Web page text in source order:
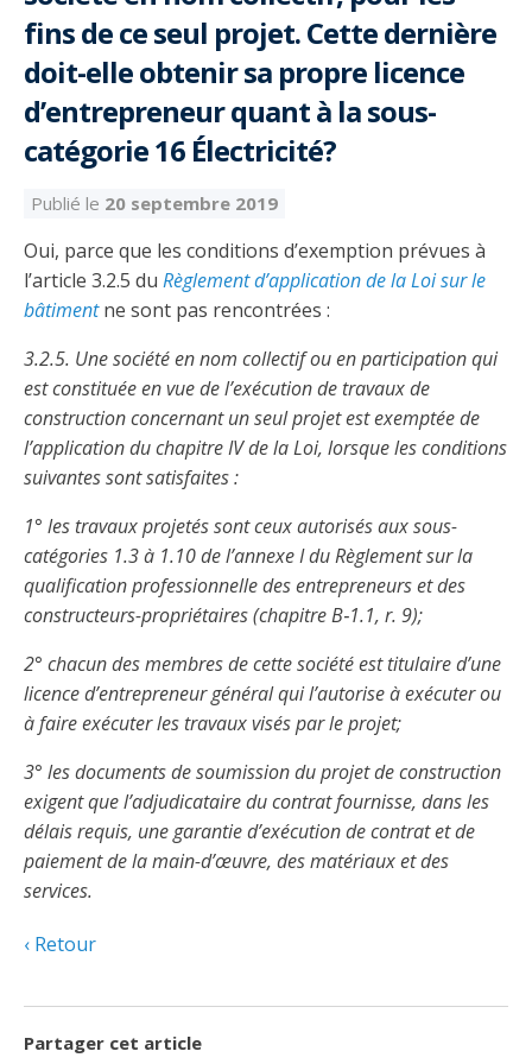
Découvrez notre campagne de
sensibilisation
Trouver un entrepreneur
Déposer une plainte
Faire affaire avec un maître électricien
Comment choisir un entrepreneur électricien
Taux horaires de référence pour des travaux
d’électricité en construction
Attention : Licence obligatoire
Mention Mixité
Outils pratiques
Déposer une plainte
Outils contre les tactiques illégales
Outils pour votre sécurité électrique
Inspection des travaux électriques
Découvrir l'espace Entrepreneurs
électriciens
Hydro-Québec
lien
s’ouvrira
dans
une
fenêtre
Quiz de la semaine
Avantages et privilèges
pour les membres
Ressources informationnelles
Documents de référence
Identification des véhicules et des documents
Taux horaires de référence pour des travaux
d’électricité en construction
Tarifs et contre-tarifs douaniers
Outils pratiques
Petites annonces
Découvrir l'espace Devenir
entrepreneur
Service Démarrer une entreprise
lien
s’ouvrira
dans
une
fenêtre
Documents
Formulaires, guides et autres documents
informatifs
Demande de délivrance ou de modification d’une
licence d’entrepreneur
Admission à la CMEQ
Calendriers d'examen
informatifs
Foire aux questions sur la qualification
professionnelle
Ce
dans
une
nouvelle
Découvrir l'espace La CMEQ
Mission et historique
Instances décisionnelles
Comités de la CMEQ
Le personnel de la CMEQ
Rapports et documentation
Rapports annuels de la CMEQ
Lois et règlements
Logo et normes graphiques
Annonces et publications
Annonceurs (trousse médias)
Actualités
Événements
Découvrir l'espace Formation continue
Déclarer mes heures de FCO
lien
s’ouvrira
dans
une
fenêtre
Centre d'expertise et de formation
À propos
Offre de formation de la CMEQ
Perfectionnement de la main-d’œuvre
Mars, mois de la formation
Logos formation continue
Obligation de formation des répondants
Suivre et déclarer ses heures de formations
répondants
fins de ce seul projet. Cette dernière
doit-elle obtenir sa propre licence
d’entrepreneur quant à la sous-
catégorie 16 Électricité?
Publié le 20 septembre 2019
Oui, parce que les conditions d’exemption prévues à
l’article 3.2.5 du Règlement d’application de la Loi sur le
bâtiment ne sont pas rencontrées :
3.2.5. Une société en nom collectif ou en participation qui
est constituée en vue de l’exécution de travaux de
construction concernant un seul projet est exemptée de
l’application du chapitre IV de la Loi, lorsque les conditions
suivantes sont satisfaites :
1° les travaux projetés sont ceux autorisés aux sous-
catégories 1.3 à 1.10 de l’annexe I du Règlement sur la
qualification professionnelle des entrepreneurs et des
constructeurs-propriétaires (chapitre B‑1.1, r. 9);
2° chacun des membres de cette société est titulaire d’une
licence d’entrepreneur général qui l’autorise à exécuter ou
à faire exécuter les travaux visés par le projet;
3° les documents de soumission du projet de construction
exigent que l’adjudicataire du contrat fournisse, dans les
délais requis, une garantie d’exécution de contrat et de
paiement de la main-d’œuvre, des matériaux et des
services.
Retour
Partager cet article